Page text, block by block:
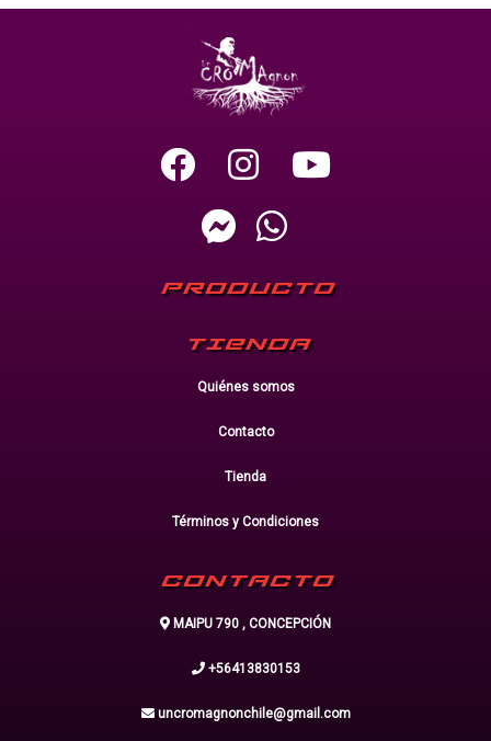
PRODUCTO
TIENDA
Quiénes somos
Contacto
Tienda
Términos y Condiciones
CONTACTO
MAIPU 790 , CONCEPCIÓN
+56413830153
uncromagnonchile@gmail.com